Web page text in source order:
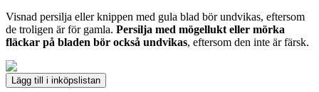
Visnad persilja eller knippen med gula blad bör undvikas, eftersom
de troligen är för gamla. Persilja med mögellukt eller mörka
fläckar på bladen bör också undvikas, eftersom den inte är färsk.
Lägg till i inköpslistan